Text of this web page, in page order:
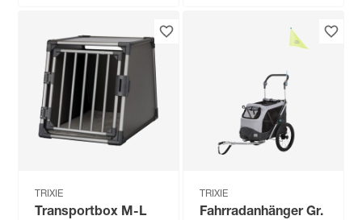
TRIXIE
Transportbox M-L
TRIXIE
Fahrradanhänger Gr.